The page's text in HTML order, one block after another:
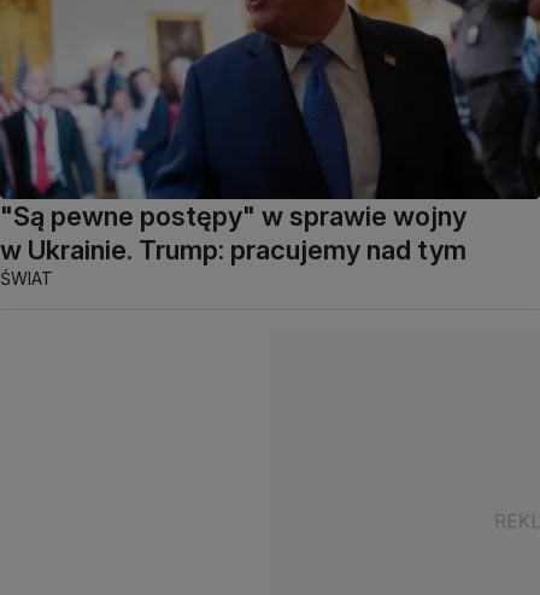
"Są pewne postępy" w sprawie wojny
w Ukrainie. Trump: pracujemy nad tym
ŚWIAT